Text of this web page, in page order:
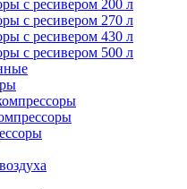
с ресивером 200 л
с ресивером 270 л
с ресивером 430 л
с ресивером 500 л